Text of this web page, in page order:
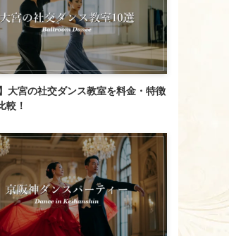
】大宮の社交ダンス教室を料金・特徴
較！